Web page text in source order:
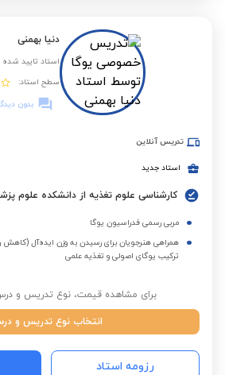
دنیا بهمنی
استاد تایید شده
سطح استاد:
بدون
تدریس آنلاین
استاد جدید
کارشناسی علوم تغذیه از دانشکده علوم
مربی رسمی فدراسیون یوگا
همراهی هنرجویان برای رسیدن به وزن ایده‌آل (کاهش
ترکیب یوگای اصولی و تغذیه علمی
برای مشاهده قیمت، نوع تدریس و درس
انتخاب نوع تدریس و
رزومه استاد